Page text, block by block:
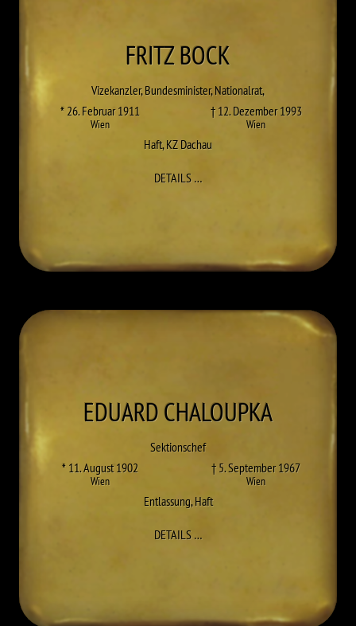
FRITZBOCK
Vizekanzler, Bundesminister, Nationalrat,
* 26. Februar 1911
Wien
† 12. Dezember 1993
Wien
Haft,KZ Dachau
DETAILS…ZU FRITZ BOCK
EDUARDCHALOUPKA
Sektionschef
* 11. August 1902
Wien
† 5. September 1967
Wien
Entlassung,Haft
DETAILS…ZU EDUARD CHALOUPKA